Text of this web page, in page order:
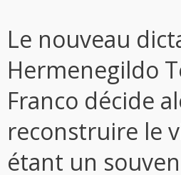
Le nouveau
Hermenegildo
Franco décide
reconstruire le
étant un